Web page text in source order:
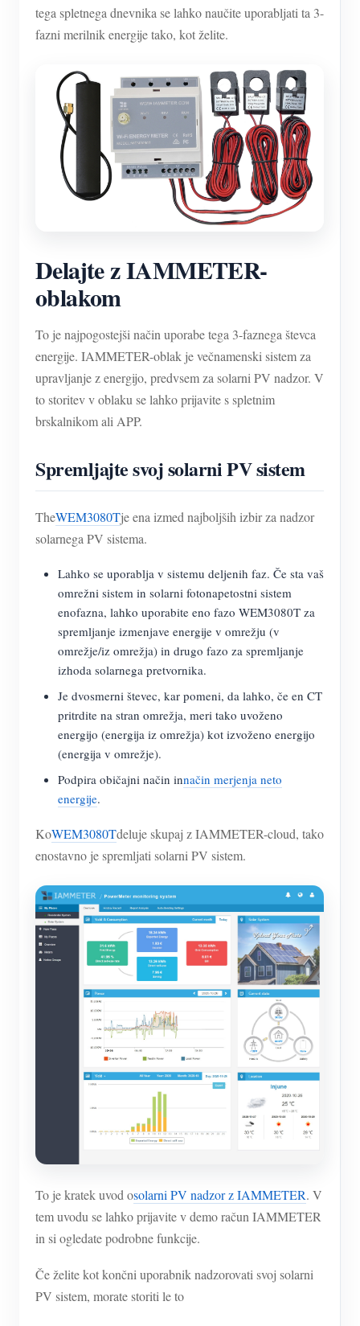
tega spletnega dnevnika se lahko naučite uporabljati ta 3-
fazni merilnik energije tako, kot želite.
Delajte z IAMMETER-
oblakom
To je najpogostejši način uporabe tega 3-faznega števca
energije. IAMMETER-oblak je večnamenski sistem za
upravljanje z energijo, predvsem za solarni PV nadzor. V
to storitev v oblaku se lahko prijavite s spletnim
brskalnikom ali APP.
Spremljajte svoj solarni PV sistem
TheWEM3080Tje ena izmed najboljših izbir za nadzor
solarnega PV sistema.
Lahko se uporablja v sistemu deljenih faz. Če sta vaš
omrežni sistem in solarni fotonapetostni sistem
enofazna, lahko uporabite eno fazo WEM3080T za
spremljanje izmenjave energije v omrežju (v
omrežje/iz omrežja) in drugo fazo za spremljanje
izhoda solarnega pretvornika.
Je dvosmerni števec, kar pomeni, da lahko, če en CT
pritrdite na stran omrežja, meri tako uvoženo
energijo (energija iz omrežja) kot izvoženo energijo
(energija v omrežje).
Podpira običajni način innačin merjenja neto
energije.
KoWEM3080Tdeluje skupaj z IAMMETER-cloud, tako
enostavno je spremljati solarni PV sistem.
To je kratek uvod osolarni PV nadzor z IAMMETER. V
tem uvodu se lahko prijavite v demo račun IAMMETER
in si ogledate podrobne funkcije.
Če želite kot končni uporabnik nadzorovati svoj solarni
PV sistem, morate storiti le to